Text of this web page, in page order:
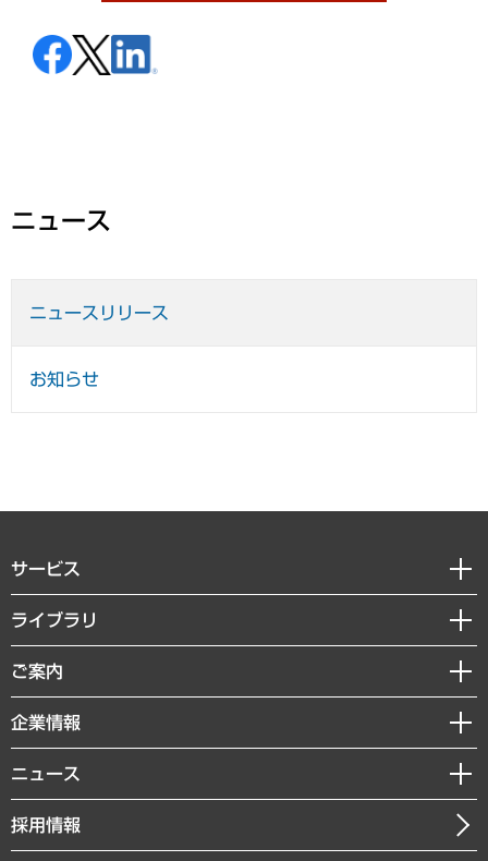
ニュース
ニュースリリース
お知らせ
サービス
経営戦略
組織・人事戦略
デジタルイノベーション
共生・ダイバーシティ
GRC（ガバナンス・リスク・コンプライアンス）・防災（政策）
経済・産業・雇用・労働
ライブラリ
経済調査
レポート
コラム
経営用語集
受託・受注実績（官公庁関連）
ご案内
セミナー・イベント情報
MUFGビジネスセミナー
受託案件情報
企業情報
私たちの想い
社長メッセージ
会社概要
ニュース
ニュースリリース
お知らせ
採用情報